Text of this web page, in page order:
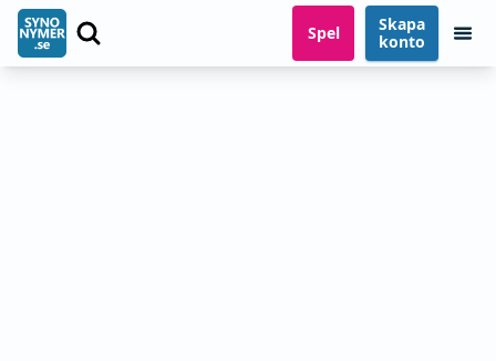
Spel
Skapa
konto